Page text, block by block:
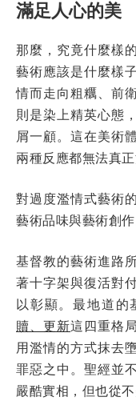
滿足人心的美
那麼，究竟什麼樣
藝術應該是什麼樣
情而走向粗糲、前
則是染上精英心態
屑一顧。這在美術
兩種反應都無法真正
對過度濫情式藝術
藝術品味與藝術創作
基督教的藝術進路
著十字架與復活對
以彰顯。最地道的
贖、更新這四重格
用濫情的方式抹去
罪惡之中。聖經並
嚴酷實相，但也從